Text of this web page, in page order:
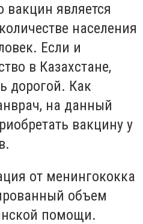
вакцин является
населения
Если и
в Казахстане,
дорогой. Как
на данный
вакцину у
от менингококка
объем
помощи.